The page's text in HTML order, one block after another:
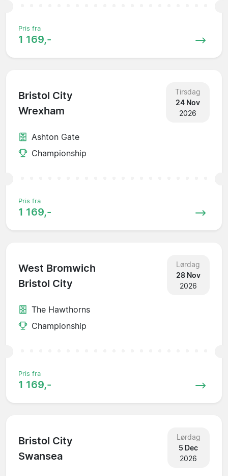
Pris fra
1 169,-
Bristol City
Wrexham
Tirsdag
24 Nov
2026
Ashton Gate
Championship
Pris fra
1 169,-
West Bromwich
Bristol City
Lørdag
28 Nov
2026
The Hawthorns
Championship
Pris fra
1 169,-
Bristol City
Swansea
Lørdag
5 Dec
2026